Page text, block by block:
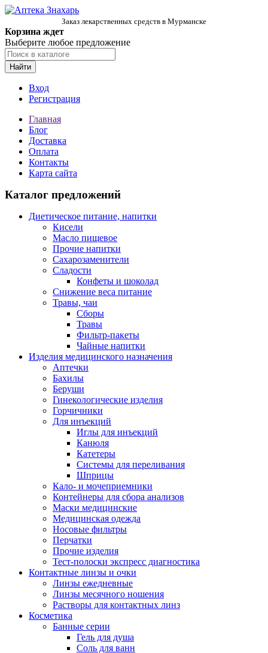
Заказ лекарственных средств в Мурманске
Корзина ждет
Выберите любое предложение
Найти
Вход
Регистрация
Главная
Блог
Доставка
Оплата
Контакты
Карта сайта
Каталог предложений
Диетическое питание, напитки
Кисели
Масло пищевое
Прочие напитки
Сахарозаменители
Сладости
Конфеты и шоколад
Снижение веса питание
Травы, чаи
Сборы
Травы
Фильтр-пакеты
Чайные напитки
Изделия медицинского назначения
Аптечки
Бахилы
Беруши
Гинекологические изделия
Горчичники
Для инъекций
Иглы для инъекций
Канюля
Катетеры
Системы для переливания
Шприцы
Кало- и мочеприемники
Контейнеры для сбора анализов
Маски медицинские
Медицинская одежда
Носовые фильтры
Перчатки
Прочие изделия
Тест-полоски экспресс диагностика
Контактные линзы и очки
Линзы ежедневные
Линзы месячного ношения
Растворы для контактных линз
Косметика
Банные серии
Гель для душа
Соль для ванн